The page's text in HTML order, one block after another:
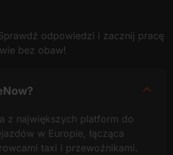
odpowiedzi i zacznij pracę
bez obaw!
z największych platform do
w Europie, łącząca
taxi i przewoźnikami.